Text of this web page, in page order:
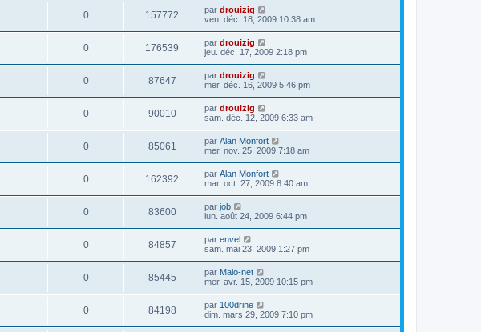
0 157772 par drouizig
ven. déc. 18, 2009 10:38 am
0 176539 par drouizig
jeu. déc. 17, 2009 2:18 pm
0 87647 par drouizig
mer. déc. 16, 2009 5:46 pm
0 90010 par drouizig
sam. déc. 12, 2009 6:33 am
0 85061 par Alan Monfort
mer. nov. 25, 2009 7:18 am
0 162392 par Alan Monfort
mar. oct. 27, 2009 8:40 am
0 83600 par job
lun. août 24, 2009 6:44 pm
0 84857 par envel
sam. mai 23, 2009 1:27 pm
0 85445 par Malo-net
mer. avr. 15, 2009 10:15 pm
0 84198 par 100drine
dim. mars 29, 2009 7:10 pm